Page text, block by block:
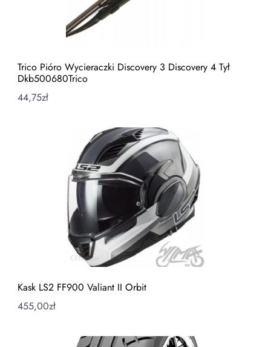
Trico Pióro Wycieraczki Discovery 3 Discovery 4 Tył
Dkb500680Trico
44,75zł
Kask LS2 FF900 Valiant II Orbit
455,00zł